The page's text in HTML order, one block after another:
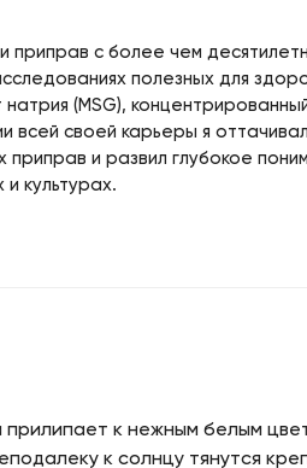
приправ с более чем
полезных для
натрия (MSG),
всей своей карьеры я
приправ и развил глубокое
культурах.
к нежным белым
к солнцу тянутся